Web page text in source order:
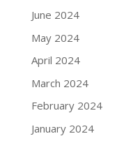
June 2024
May 2024
April 2024
March 2024
February 2024
January 2024